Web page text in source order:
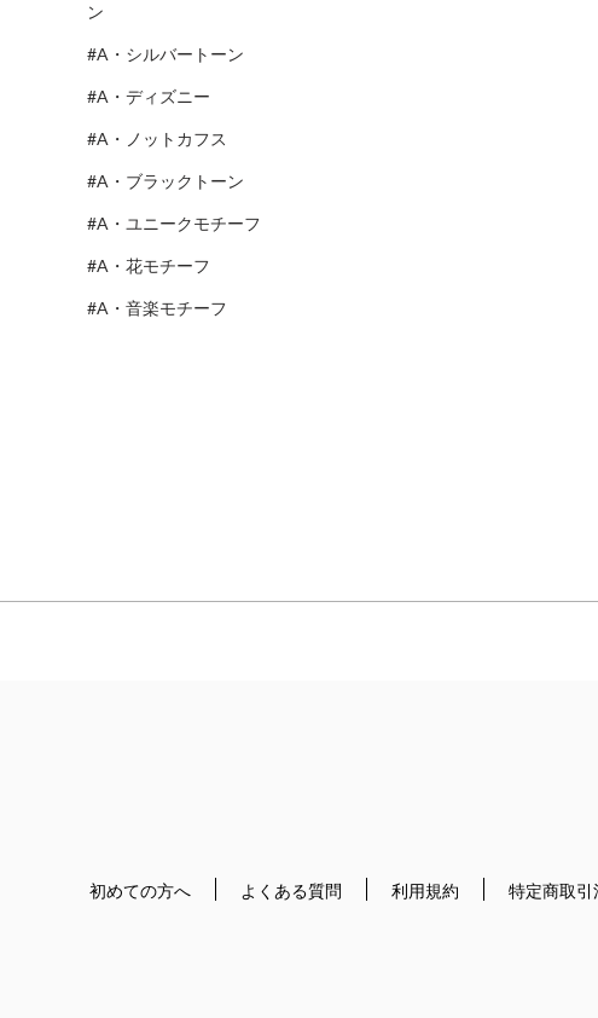
ン
#A・シルバートーン
#A・ディズニー
#A・ノットカフス
#A・ブラックトーン
#A・ユニークモチーフ
#A・花モチーフ
#A・音楽モチーフ
初めての方へ よくある質問 利用規約 特定商取引